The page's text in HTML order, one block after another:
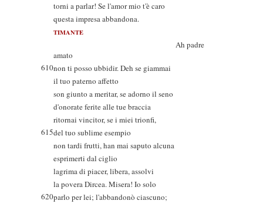
torni a parlar! Se l'amor mio t'è caro
questa impresa abbandona.
TIMANTE
Ah padre
amato
610non ti posso ubbidir. Deh se giammai
il tuo paterno affetto
son giunto a meritar, se adorno il seno
d'onorate ferite alle tue braccia
ritornai vincitor, se i miei trionfi,
615del tuo sublime esempio
non tardi frutti, han mai saputo alcuna
esprimerti dal ciglio
lagrima di piacer, libera, assolvi
la povera Dircea. Misera! Io solo
620parlo per lei; l'abbandonò ciascuno;